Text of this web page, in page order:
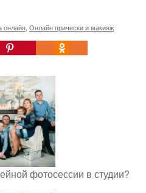
онлайн Онлайн прически и макияж
фотосессии в студии?